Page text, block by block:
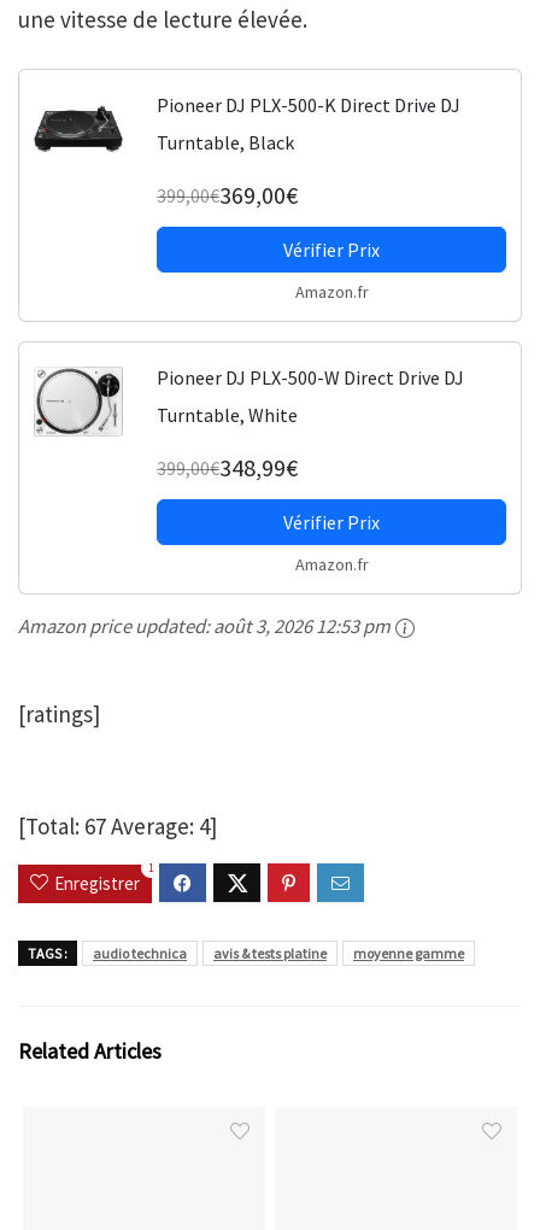
une vitesse de lecture élevée.
Pioneer DJ PLX-500-K Direct Drive DJ
Turntable, Black
399,00€369,00€
Vérifier Prix
Amazon.fr
Pioneer DJ PLX-500-W Direct Drive DJ
Turntable, White
399,00€348,99€
Vérifier Prix
Amazon.fr
Amazon price updated:août 3, 2026 12:53 pm
[ratings]
[Total: 67Average: 4]
Enregistrer
1
TAGS : audio technica avis & tests platine moyenne gamme
Related Articles